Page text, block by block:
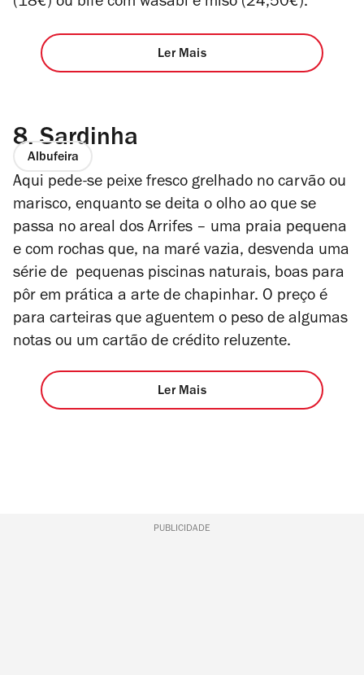
(18€) ou bife com wasabi e miso (24,50€).
Ler Mais
8. Sardinha
Albufeira
Aqui pede-se peixe fresco grelhado no carvão ou
marisco, enquanto se deita o olho ao que se
passa no areal dos Arrifes – uma praia pequena
e com rochas que, na maré vazia, desvenda uma
série de pequenas piscinas naturais, boas para
pôr em prática a arte de chapinhar. O preço é
para carteiras que aguentem o peso de algumas
notas ou um cartão de crédito reluzente.
Ler Mais
PUBLICIDADE